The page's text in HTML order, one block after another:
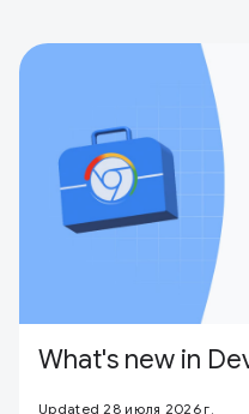
What's new in
Updated 28 июля 2026 г.